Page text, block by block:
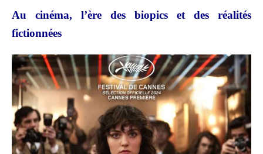
Au cinéma, l’ère des biopics et des réalités
fictionnées